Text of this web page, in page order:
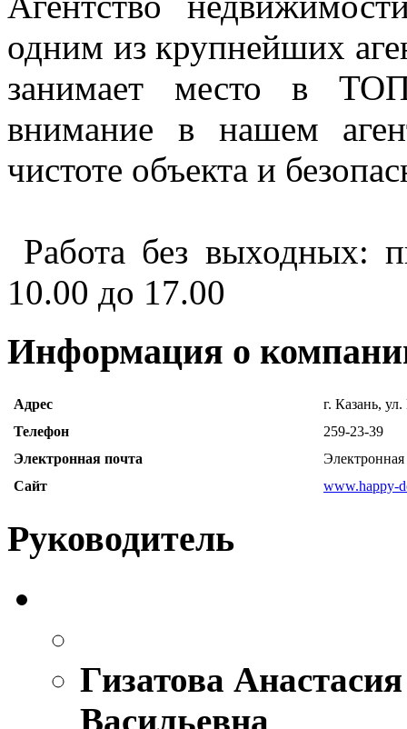
одним из крупнейших
занимает место в
внимание в нашем
чистоте объекта и
Работа без выходных:
10.00 до 17.00
Информация о
Адрес
г. Казань,
Телефон
259-23-39
Электронная почта
Сайт
www.happy-
Руководитель
Гизатова Анастасия
Васильевна